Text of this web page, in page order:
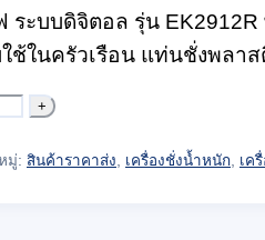
ระบบดิจิตอล รุ่น
ช้ในครัวเรือน แท่นชั่งพลา
มู่: สินค้าราคาส่ง, เครื่องชั่งน้ำหนัก, เค